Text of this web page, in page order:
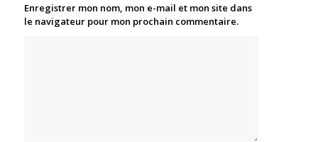
Enregistrer mon nom, mon e-mail et mon site dans
le navigateur pour mon prochain commentaire.